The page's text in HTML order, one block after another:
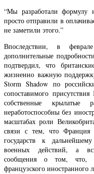
“Мы разработали
просто отправили в
не заметили этого.”
Впоследствии, в
дополнительные
подтвердил, что
жизненно важную
Storm Shadow по
сопоставимого
собственные
неработоспособны без
масштабах роли
связи с тем, что Франция
государств к
военных действий, а
сообщения о том, что,
французского иностранного